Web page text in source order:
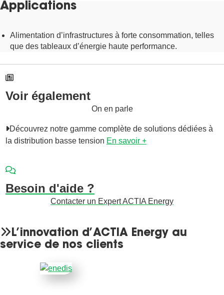
Applications
Alimentation d’infrastructures à forte consommation, telles
que des tableaux d’énergie haute performance.
Voir également
On en parle
Découvrez notre gamme complète de solutions dédiées à
la distribution basse tension En savoir +
Besoin d'aide ?
Contacter un Expert ACTIA Energy
L’innovation d’ACTIA Energy au
service de nos clients